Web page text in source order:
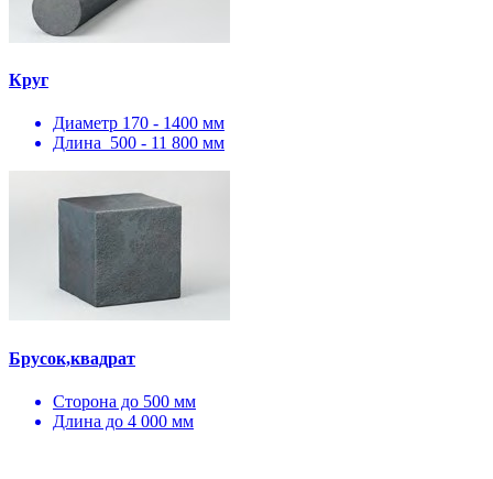
Круг
Диаметр 170 - 1400 мм
Длина 500 - 11 800 мм
Брусок,квадрат
Сторона до 500 мм
Длина до 4 000 мм